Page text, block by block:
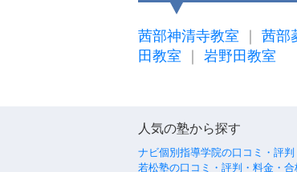
茜部神清寺教室 茜部
田教室
岩野田教室
人気の塾から探す
ナビ個別指導学院の口コミ・評
若松塾の口コミ・評判・料金・合